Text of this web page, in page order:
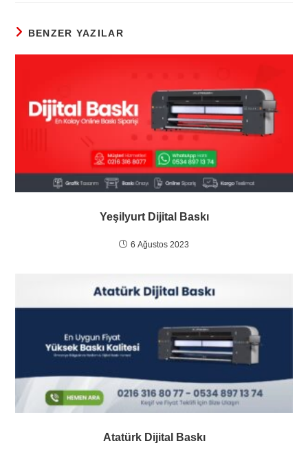
BENZER YAZILAR
Yeşilyurt Dijital Baskı
6 Ağustos 2023
Atatürk Dijital Baskı